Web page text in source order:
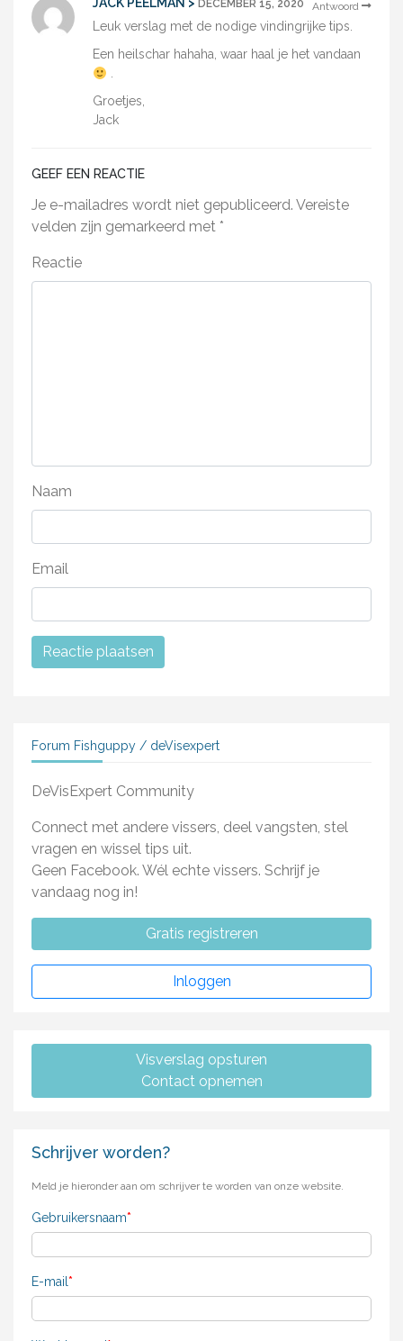
JACK PEELMAN > DECEMBER 15, 2020 Antwoord
Leuk verslag met de nodige vindingrijke tips.
Een heilschar hahaha, waar haal je het vandaan
.
Groetjes,
Jack
GEEF EEN REACTIE
Je e-mailadres wordt niet gepubliceerd. Vereiste
velden zijn gemarkeerd met *
Reactie
Naam
Email
Forum Fishguppy / deVisexpert
DeVisExpert Community
Connect met andere vissers, deel vangsten, stel
vragen en wissel tips uit.
Geen Facebook. Wél echte vissers. Schrijf je
vandaag nog in!
Gratis registreren
Inloggen
Visverslag opsturen
Contact opnemen
Schrijver worden?
Meld je hieronder aan om schrijver te worden van onze website.
Gebruikersnaam*
E-mail*